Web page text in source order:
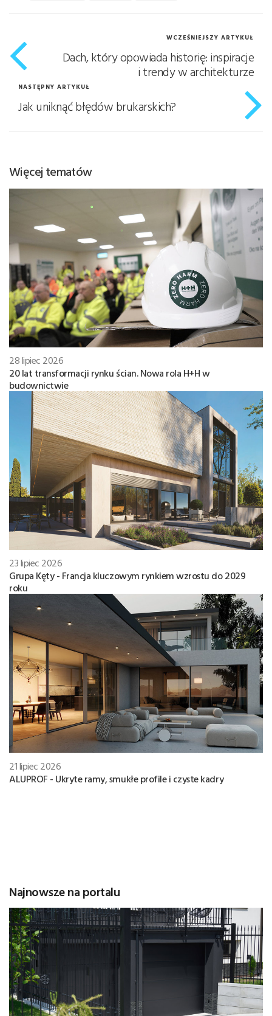
WCZEŚNIEJSZY ARTYKUŁ
Dach, który opowiada historię: inspiracje
i trendy w architekturze
NASTĘPNY ARTYKUŁ
Jak uniknąć błędów brukarskich?
Więcej tematów
28 lipiec 2026
20 lat transformacji rynku ścian. Nowa rola H+H w
budownictwie
23 lipiec 2026
Grupa Kęty - Francja kluczowym rynkiem wzrostu do 2029
roku
21 lipiec 2026
ALUPROF - Ukryte ramy, smukłe profile i czyste kadry
Najnowsze na portalu